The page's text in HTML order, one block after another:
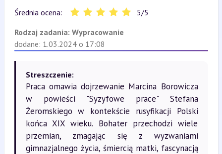
Średnia ocena: 5/5
Rodzaj zadania: Wypracowanie
dodane: 1.03.2024 o 17:08
Streszczenie:
Praca omawia dojrzewanie Marcina Borowicza
w powieści "Syzyfowe prace" Stefana
Żeromskiego w kontekście rusyfikacji Polski
końca XIX wieku. Bohater przechodzi wiele
przemian, zmagając się z wyzwaniami
gimnazjalnego życia, śmiercią matki, fascynacją